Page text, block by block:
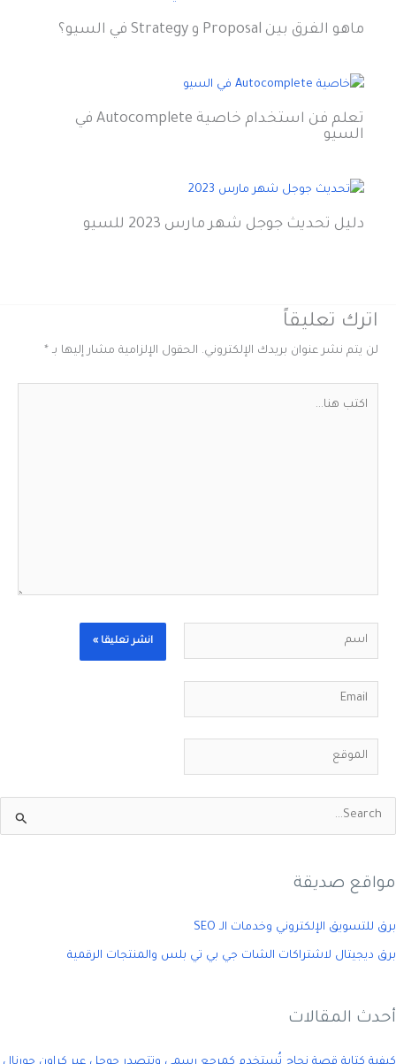
ماهو الفرق بين Proposal و Strategy في السيو؟
تعلم فن استخدام خاصية Autocomplete في
السيو
دليل تحديث جوجل شهر مارس 2023 للسيو
اترك تعليقاً
لن يتم نشر عنوان بريدك الإلكتروني. الحقول الإلزامية مشار إليها بـ *
اسم
Email
الموقع
ل
ح
ع
ن
مواقع صديقة
برق للتسويق الإلكتروني وخدمات الـ SEO
برق ديجيتال لاشتراكات الشات جي بي تي بلس والمنتجات الرقمية
أحدث المقالات